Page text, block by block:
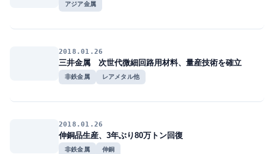
アジア金属
2018.01.26
三井金属 次世代微細回路用材料、量産技術を確立
非鉄金属 レアメタル他
2018.01.26
伸銅品生産、3年ぶり80万トン回復
非鉄金属 伸銅